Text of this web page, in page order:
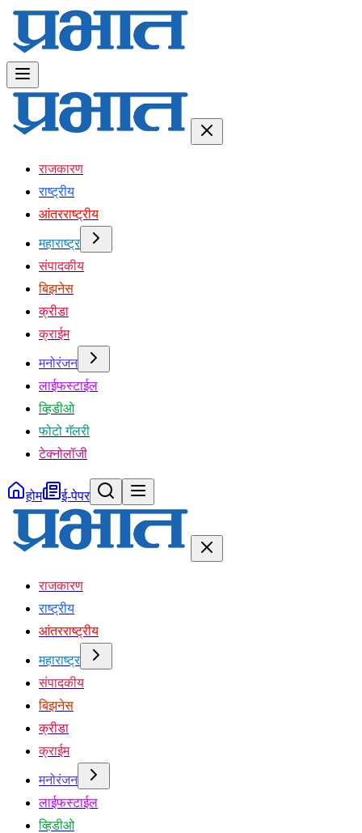
राजकारण
राष्ट्रीय
आंतरराष्ट्रीय
महाराष्ट्र
संपादकीय
बिझनेस
क्रीडा
क्राईम
मनोरंजन
लाईफस्टाईल
व्हिडीओ
फोटो गॅलरी
टेक्नोलॉजी
होम ई-पेपर
राजकारण
राष्ट्रीय
आंतरराष्ट्रीय
महाराष्ट्र
संपादकीय
बिझनेस
क्रीडा
क्राईम
मनोरंजन
लाईफस्टाईल
व्हिडीओ